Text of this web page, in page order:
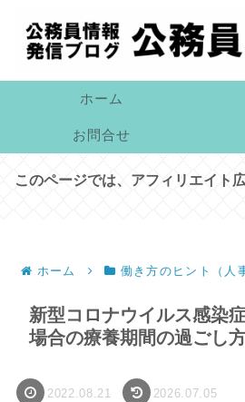
ホーム
お問合せ
このページでは、アフィリエイト
ホーム 働き方のヒント（人
新型コロナウイルス感染
場合の療養期間の過ごし
2022.08.21 2026.07.05